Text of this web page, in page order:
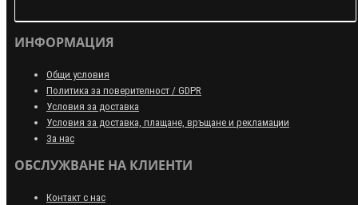
ИНФОРМАЦИЯ
Общи условия
Политика за поверителност / GDPR
Условия за доставка
Условия за доставка, плащане, връщане и рекламации
За нас
ОБСЛУЖВАНЕ НА КЛИЕНТИ
Контакт с нас